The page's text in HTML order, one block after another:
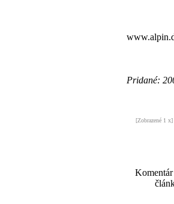
Pridané:
[Zobrazené 1 x]